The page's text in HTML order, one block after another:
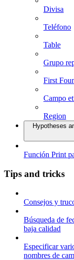
Divisa
Teléfono
Table
Grupo
First
Campo
Region
Hypotheses
Función Print
Tips and tricks
Consejos y
Búsqueda de
baja calidad
Especificar
nombres de